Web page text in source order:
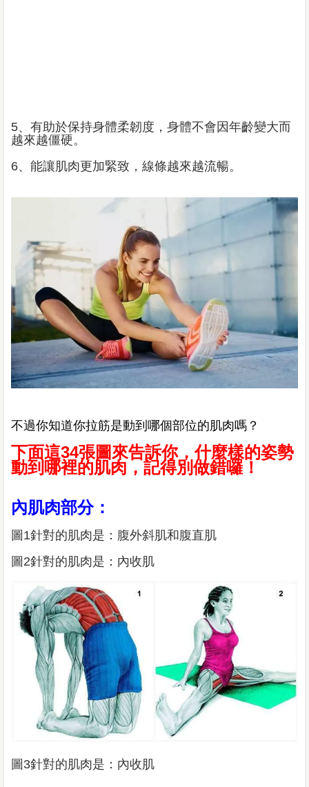
5、有助於保持身體柔韌度，身體不會因年齡變大而
越來越僵硬。
6、能讓肌肉更加緊致，線條越來越流暢。
不過你知道你拉筋是動到哪個部位的肌肉嗎？
下面這34張圖來告訴你，什麼樣的姿勢
動到哪裡的肌肉，記得別做錯囉！
內肌肉部分：
圖1針對的肌肉是：腹外斜肌和腹直肌
圖2針對的肌肉是：內收肌
圖3針對的肌肉是：內收肌